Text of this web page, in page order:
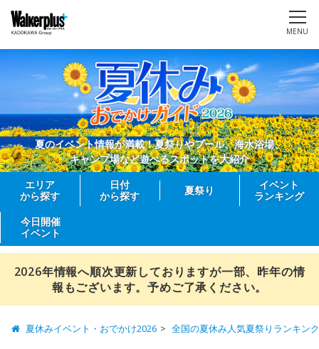
MENU
夏のイベント情報が満載！夏祭りやプール、海水浴場、
キャンプ場など遊べるスポットを大紹介
エリア
から探す
日付
から探す
夏祭り
イベント
ランキング
今日開催
イベント
2026年情報へ順次更新しておりますが一部、昨年の情
報もございます。予めご了承ください。
夏休みイベント・おでかけ2026 全国の夏休み人気夏祭りランキング